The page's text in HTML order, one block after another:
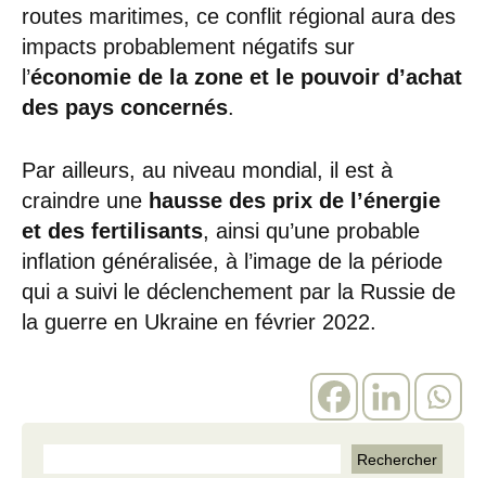
routes maritimes, ce conflit régional aura des
impacts probablement négatifs sur
l’économie de la zone et le pouvoir d’achat
des pays concernés.
Par ailleurs, au niveau mondial, il est à
craindre une hausse des prix de l’énergie
et des fertilisants, ainsi qu’une probable
inflation généralisée, à l’image de la période
qui a suivi le déclenchement par la Russie de
la guerre en Ukraine en février 2022.